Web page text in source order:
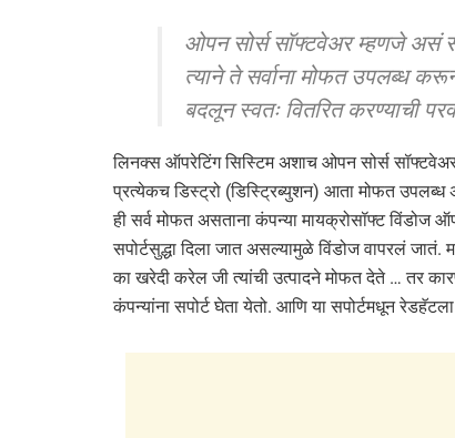
ओपन सोर्स सॉफ्टवेअर म्हणजे असं
त्याने ते सर्वाना मोफत उपलब्ध
बदलून स्वतः वितरित
लिनक्स ऑपरेटिंग सिस्टिम अशाच ओपन सोर्स
प्रत्येकच डिस्ट्रो (डिस्ट्रिब्युशन) आता मोफत
ही सर्व मोफत असताना कंपन्या मायक्रोसॉफ्ट विंडोज
सपोर्टसुद्धा दिला जात असल्यामुळे विंडोज वापरलं
का खरेदी करेल जी त्यांची उत्पादने मोफत देते … तर
कंपन्यांना सपोर्ट घेता येतो. आणि या सपोर्टमधून